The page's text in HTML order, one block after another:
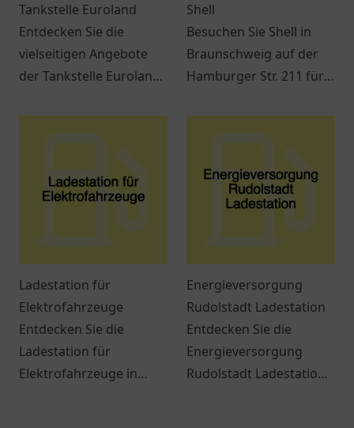
Tankstelle Euroland
Entdecken Sie die
vielseitigen Angebote
der Tankstelle Euroland
nur ein Ort zum Tanken!
Shell
Besuchen Sie Shell in
Braunschweig auf der
Hamburger Str. 211 für
verschiedene
während Ihrer Reise.
Ladestation für
Elektrofahrzeuge
Entdecken Sie die
Ladestation für
Elektrofahrzeuge in
Energieversorgung
Rudolstadt Ladestation
Entdecken Sie die
Energieversorgung
Rudolstadt Ladestation